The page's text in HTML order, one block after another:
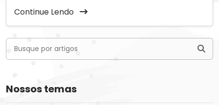
Continue Lendo
Nossos temas